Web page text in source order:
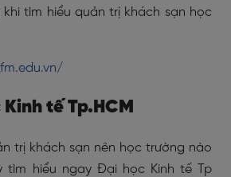
tìm hiểu quản trị khách sạn học
tế Tp.HCM
trị khách sạn nên học trường nào
tìm hiểu ngay Đại học Kinh tế Tp